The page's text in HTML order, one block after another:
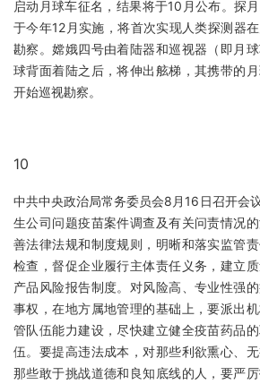
启动月球车征名，结果将于10月公布。探
于今年12月实施，将首次实现人类探测器
勘察。嫦娥四号由着陆器和巡视器（即月
球背面着陆之后，将伸出舷梯，其携带的
开始巡视勘察。
10
中共中央政治局常务委员会8月16日召开会
生公司问题疫苗案件调查及有关问责情况
善法律法规和制度规则，明晰和落实监管
检查，督促企业履行主体责任义务，建立
产品风险报告制度。对风险高、专业性强
事权，在地方属地管理的基础上，要派出
管队伍能力建设，尽快建立健全疫苗药品
伍。要提高违法成本，对那些利欲熏心、
那些敢于挑战道德和良知底线的人，要严